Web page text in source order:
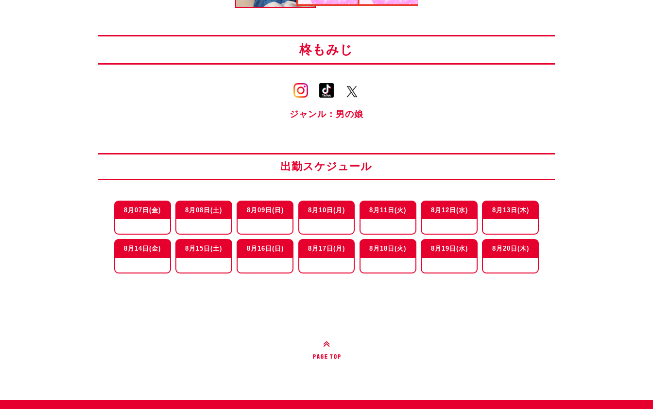
柊もみじ
ジャンル：男の娘
出勤スケジュール
8月07日(金) 8月08日(土) 8月09日(日) 8月10日(月) 8月11日(火) 8月12日(水) 8月13日(木)
8月14日(金) 8月15日(土) 8月16日(日) 8月17日(月) 8月18日(火) 8月19日(水) 8月20日(木)